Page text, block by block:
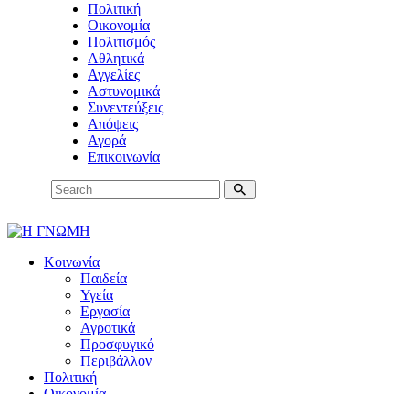
Πολιτική
Οικονομία
Πολιτισμός
Αθλητικά
Αγγελίες
Αστυνομικά
Συνεντεύξεις
Απόψεις
Αγορά
Επικοινωνία
Κοινωνία
Παιδεία
Υγεία
Εργασία
Αγροτικά
Προσφυγικό
Περιβάλλον
Πολιτική